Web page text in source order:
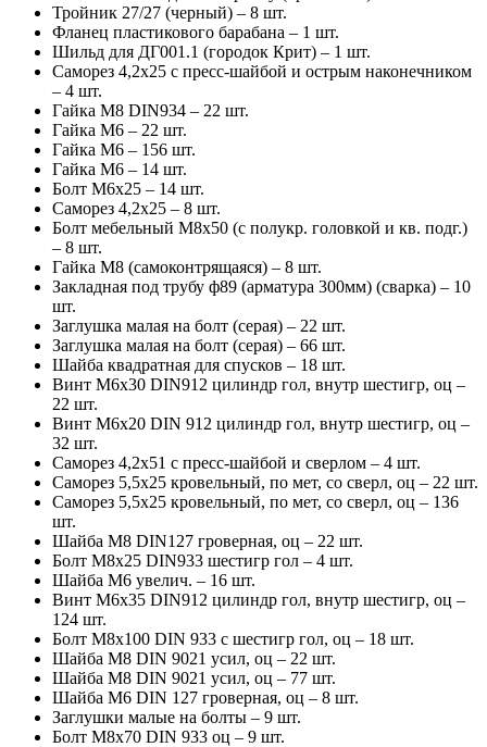
Тройник 27/27 (черный) – 8 шт.
Фланец пластикового барабана – 1 шт.
Шильд для ДГ001.1 (городок Крит) – 1 шт.
Саморез 4,2х25 с пресс-шайбой и острым наконечником
– 4 шт.
Гайка М8 DIN934 – 22 шт.
Гайка М6 – 22 шт.
Гайка М6 – 156 шт.
Гайка М6 – 14 шт.
Болт М6х25 – 14 шт.
Саморез 4,2х25 – 8 шт.
Болт мебельный М8х50 (с полукр. головкой и кв. подг.)
– 8 шт.
Гайка М8 (самоконтрящаяся) – 8 шт.
Закладная под трубу ф89 (арматура 300мм) (сварка) – 10
шт.
Заглушка малая на болт (серая) – 22 шт.
Заглушка малая на болт (серая) – 66 шт.
Шайба квадратная для спусков – 18 шт.
Винт М6х30 DIN912 цилиндр гол, внутр шестигр, оц –
22 шт.
Винт М6х20 DIN 912 цилиндр гол, внутр шестигр, оц –
32 шт.
Саморез 4,2х51 с пресс-шайбой и сверлом – 4 шт.
Саморез 5,5х25 кровельный, по мет, со сверл, оц – 22 шт.
Саморез 5,5х25 кровельный, по мет, со сверл, оц – 136
шт.
Шайба М8 DIN127 гроверная, оц – 22 шт.
Болт М8х25 DIN933 шестигр гол – 4 шт.
Шайба М6 увелич. – 16 шт.
Винт М6х35 DIN912 цилиндр гол, внутр шестигр, оц –
124 шт.
Болт М8х100 DIN 933 с шестигр гол, оц – 18 шт.
Шайба М8 DIN 9021 усил, оц – 22 шт.
Шайба М8 DIN 9021 усил, оц – 77 шт.
Шайба М6 DIN 127 гроверная, оц – 8 шт.
Заглушки малые на болты – 9 шт.
Болт М8х70 DIN 933 оц – 9 шт.